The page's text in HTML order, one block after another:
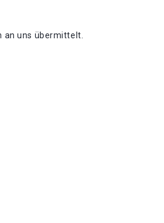
an uns übermittelt.